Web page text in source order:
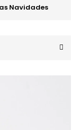
Navidades